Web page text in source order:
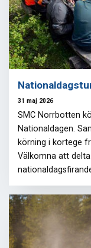
31 maj 2026
SMC Norrbotten
Nationaldagen.
körning i kortege
Välkomna att